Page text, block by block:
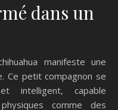
dans un
manifeste une
Ce petit compagnon se
intelligent, capable
comme des